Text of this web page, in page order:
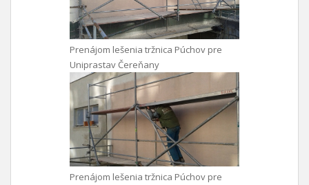
Prenájom lešenia tržnica Púchov pre
Uniprastav Čereňany
Prenájom lešenia tržnica Púchov pre